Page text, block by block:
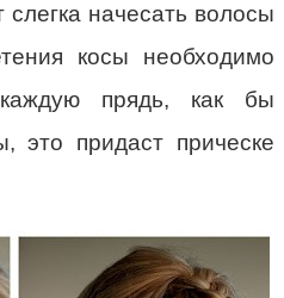
слегка начесать волосы
косы необходимо
прядь, как бы
это придаст прическе